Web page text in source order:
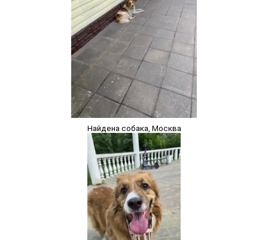
Найдена собака, Москва